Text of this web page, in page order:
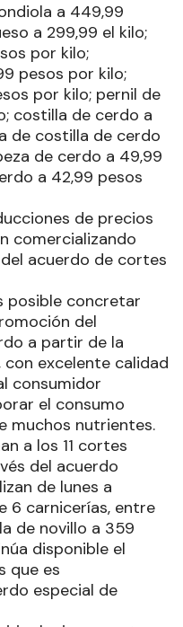
a 449,99
a 299,99 el kilo;
por kilo;
pesos por kilo;
por kilo; pernil de
costilla de cerdo a
de costilla de cerdo
de cerdo a 49,99
a 42,99 pesos
de precios
comercializando
acuerdo de cortes
posible concretar
del
a partir de la
excelente calidad
consumidor
el consumo
muchos nutrientes.
a los 11 cortes
del acuerdo
de lunes a
6 carnicerías, entre
de novillo a 359
disponible el
que es
especial de